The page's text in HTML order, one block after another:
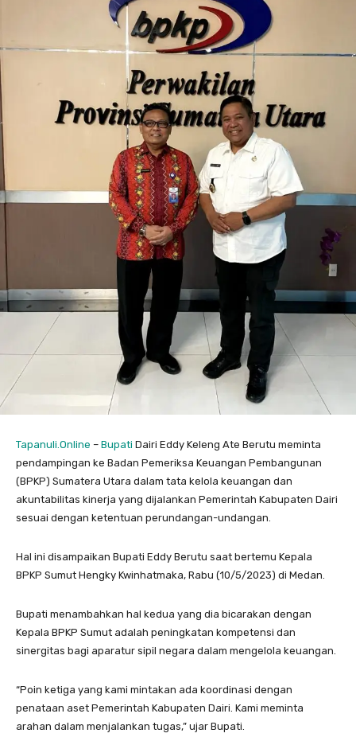
Tapanuli.Online – Bupati Dairi Eddy Keleng Ate Berutu meminta
pendampingan ke Badan Pemeriksa Keuangan Pembangunan
(BPKP) Sumatera Utara dalam tata kelola keuangan dan
akuntabilitas kinerja yang dijalankan Pemerintah Kabupaten Dairi
sesuai dengan ketentuan perundangan-undangan.
Hal ini disampaikan Bupati Eddy Berutu saat bertemu Kepala
BPKP Sumut Hengky Kwinhatmaka, Rabu (10/5/2023) di Medan.
Bupati menambahkan hal kedua yang dia bicarakan dengan
Kepala BPKP Sumut adalah peningkatan kompetensi dan
sinergitas bagi aparatur sipil negara dalam mengelola keuangan.
“Poin ketiga yang kami mintakan ada koordinasi dengan
penataan aset Pemerintah Kabupaten Dairi. Kami meminta
arahan dalam menjalankan tugas,” ujar Bupati.